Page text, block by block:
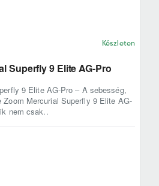
Készleten
Superfly 9 Elite AG-Pro
9 Elite AG-Pro – A sebesség,
Mercurial Superfly 9 Elite AG-
nem csak..